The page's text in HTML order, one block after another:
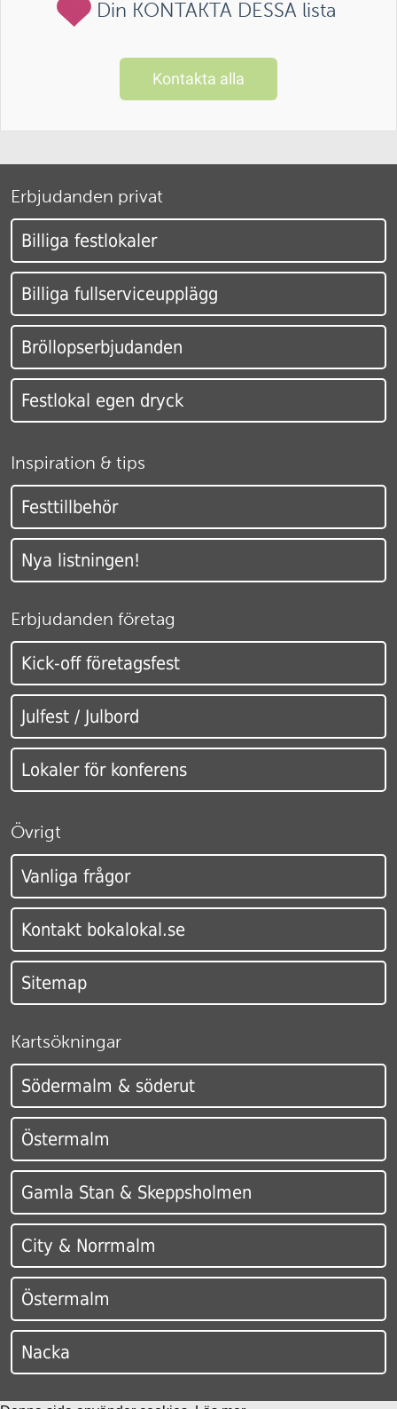
Din KONTAKTA DESSA lista
Kontakta alla
Erbjudanden privat
Billiga festlokaler
Billiga fullserviceupplägg
Bröllopserbjudanden
Festlokal egen dryck
Inspiration & tips
Festtillbehör
Nya listningen!
Erbjudanden företag
Kick-off företagsfest
Julfest / Julbord
Lokaler för konferens
Övrigt
Vanliga frågor
Kontakt bokalokal.se
Sitemap
Kartsökningar
Södermalm & söderut
Östermalm
Gamla Stan & Skeppsholmen
City & Norrmalm
Östermalm
Nacka